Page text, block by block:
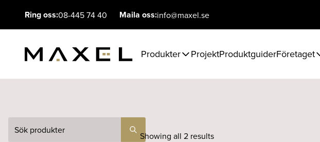
Ring oss:08-445 74 40 Maila oss:info@maxel.se
Produkter ProjektProduktguiderFöretaget
Sök Showing all 2 results